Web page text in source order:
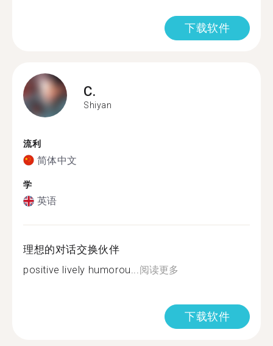
下载软件
C.
Shiyan
流利
简体中文
学
英语
理想的对话交换伙伴
positive lively humorou...阅读更多
下载软件